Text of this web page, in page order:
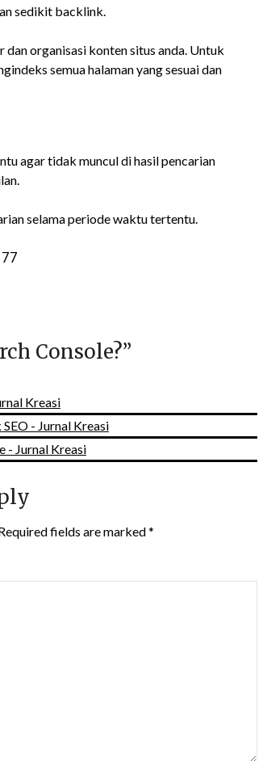
sedikit backlink.
organisasi konten situs anda. Untuk
semua halaman yang sesuai dan
agar tidak muncul di hasil pencarian
selama periode waktu tertentu.
77
Console?”
Kreasi
- Jurnal Kreasi
- Jurnal Kreasi
fields are marked*